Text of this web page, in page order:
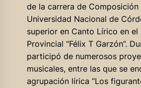
de la carrera de Composición
Universidad Nacional de
superior en Canto Lírico en
Provincial “Félix T Garzón”.
participó de numerosos
musicales, entre las que se
agrupación lírica “Los